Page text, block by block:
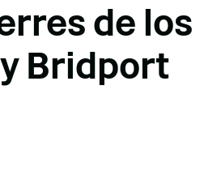
de los
Bridport